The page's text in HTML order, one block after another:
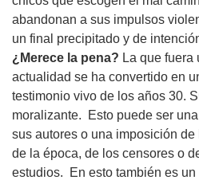
abandonan a sus impulsos
un final precipitado y de
¿Merece la pena? La que
actualidad se ha convertido en
testimonio vivo de los años 30.
moralizante. Esto puede ser
sus autores o una imposición
de la época, de los censores o
estudios. En esto también es un